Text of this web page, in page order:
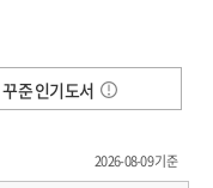
꾸준 인기도서
2026-08-09 기준